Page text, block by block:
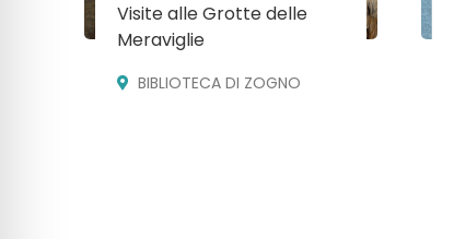
Visite alle Grotte delle
Meraviglie
BIBLIOTECA DI ZOGNO